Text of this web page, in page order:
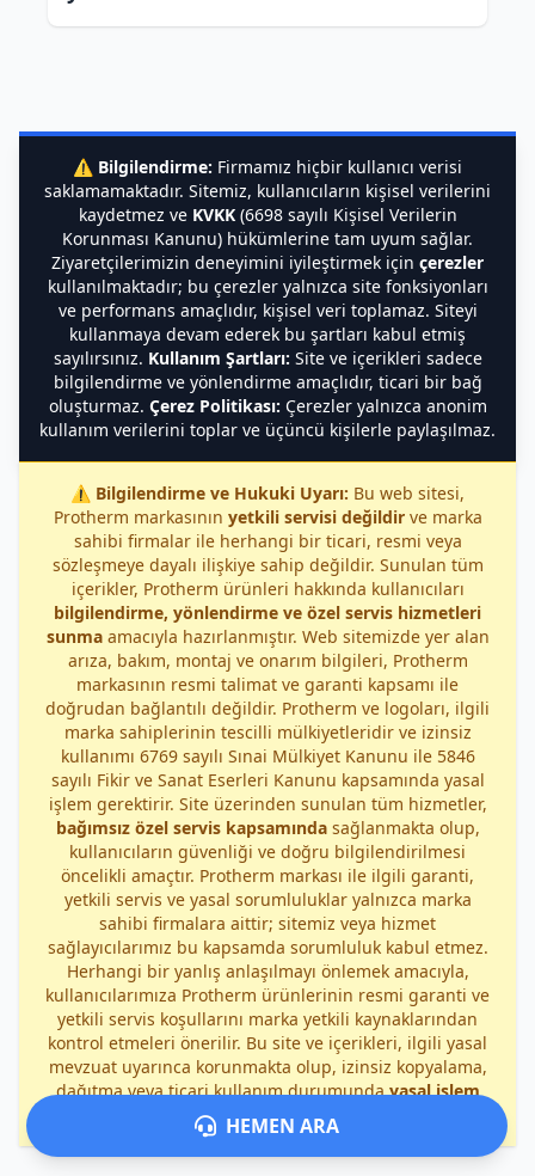
⚠️ Bilgilendirme: Firmamız hiçbir kullanıcı verisi
saklamamaktadır. Sitemiz, kullanıcıların kişisel verilerini
kaydetmez ve KVKK(6698 sayılı Kişisel Verilerin
Korunması Kanunu) hükümlerine tam uyum sağlar.
Ziyaretçilerimizin deneyimini iyileştirmek için çerezler
kullanılmaktadır; bu çerezler yalnızca site fonksiyonları
ve performans amaçlıdır, kişisel veri toplamaz. Siteyi
kullanmaya devam ederek bu şartları kabul etmiş
sayılırsınız. Kullanım Şartları: Site ve içerikleri sadece
bilgilendirme ve yönlendirme amaçlıdır, ticari bir bağ
oluşturmaz. Çerez Politikası: Çerezler yalnızca anonim
kullanım verilerini toplar ve üçüncü kişilerle paylaşılmaz.
⚠️ Bilgilendirme ve Hukuki Uyarı: Bu web sitesi,
Protherm markasının yetkili servisi değildirve marka
sahibi firmalar ile herhangi bir ticari, resmi veya
sözleşmeye dayalı ilişkiye sahip değildir. Sunulan tüm
içerikler, Protherm ürünleri hakkında kullanıcıları
bilgilendirme, yönlendirme ve özel servis hizmetleri
sunmaamacıyla hazırlanmıştır. Web sitemizde yer alan
arıza, bakım, montaj ve onarım bilgileri, Protherm
markasının resmi talimat ve garanti kapsamı ile
doğrudan bağlantılı değildir. Protherm ve logoları, ilgili
marka sahiplerinin tescilli mülkiyetleridir ve izinsiz
kullanımı 6769 sayılı Sınai Mülkiyet Kanunu ile 5846
sayılı Fikir ve Sanat Eserleri Kanunu kapsamında yasal
işlem gerektirir. Site üzerinden sunulan tüm hizmetler,
bağımsız özel servis kapsamındasağlanmakta olup,
kullanıcıların güvenliği ve doğru bilgilendirilmesi
öncelikli amaçtır. Protherm markası ile ilgili garanti,
yetkili servis ve yasal sorumluluklar yalnızca marka
sahibi firmalara aittir; sitemiz veya hizmet
sağlayıcılarımız bu kapsamda sorumluluk kabul etmez.
Herhangi bir yanlış anlaşılmayı önlemek amacıyla,
kullanıcılarımıza Protherm ürünlerinin resmi garanti ve
yetkili servis koşullarını marka yetkili kaynaklarından
kontrol etmeleri önerilir. Bu site ve içerikleri, ilgili yasal
mevzuat uyarınca korunmakta olup, izinsiz kopyalama,
dağıtma veya ticari kullanım durumundayasal işlem
uygulanacaktır .
HEMEN ARA